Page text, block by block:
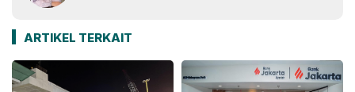
ARTIKEL TERKAIT